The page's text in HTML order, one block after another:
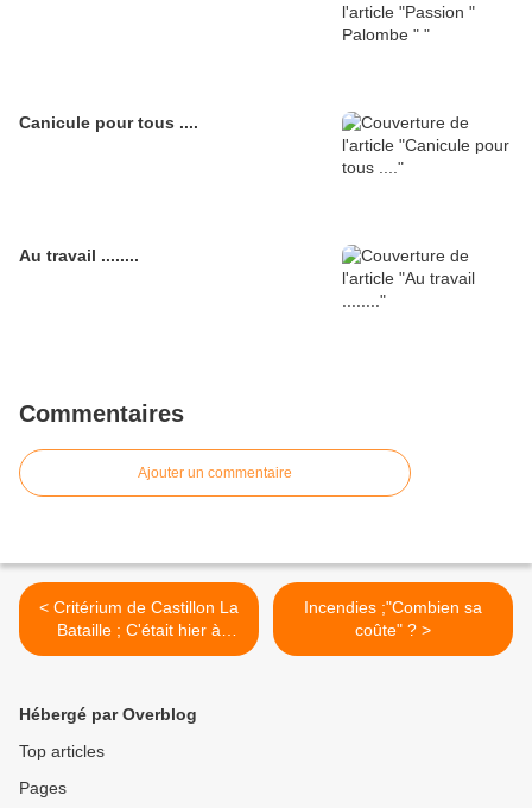
Canicule pour tous ....
Au travail ........
Commentaires
Ajouter un commentaire
< Critérium de Castillon La
Bataille ; C'était hier à
Castillon..............
Incendies ;"Combien sa
coûte" ? >
Hébergé par Overblog
Top articles
Pages